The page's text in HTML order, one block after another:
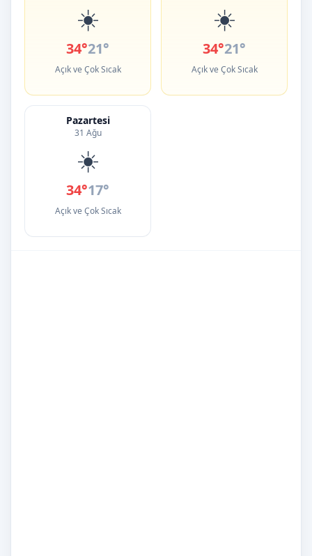
☀️
34°21°
Açık ve Çok Sıcak
☀️
34°21°
Açık ve Çok Sıcak
Pazartesi
31 Ağu
☀️
34°17°
Açık ve Çok Sıcak